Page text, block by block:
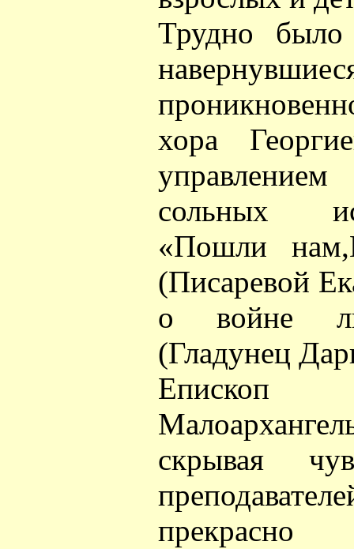
Трудно было
хора
сольных
«Пошли
(Писаревой
о войне
(Гладунец
Епископ
скрывая
прекрасно